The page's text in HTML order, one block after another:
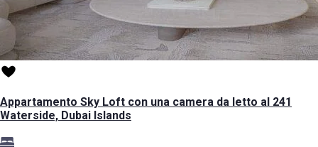
Appartamento Sky Loft con una camera da letto al 241
Waterside, Dubai Islands